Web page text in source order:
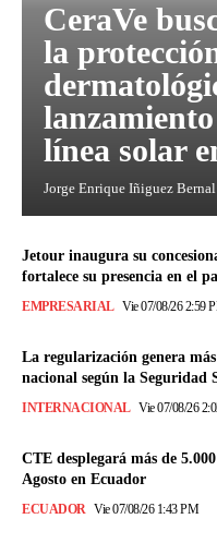
CeraVe
la
línea solar
Jorge Enrique Iñiguez Bernal
Jetour inaugura su
fortalece su presencia en el
EMPRESARIAL Vie 07/08/26 2:59
La regularización genera
nacional según la Seguridad
INTERNACIONAL Vie 07/08/26
CTE desplegará más de
Agosto en Ecuador
ECUADOR Vie 07/08/26 1:43 PM